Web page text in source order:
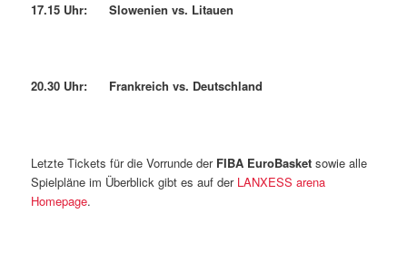
17.15 Uhr: Slowenien vs. Litauen
20.30 Uhr: Frankreich vs. Deutschland
Letzte Tickets für die Vorrunde der FIBA EuroBasket sowie alle
Spielpläne im Überblick gibt es auf der LANXESS arena
Homepage.